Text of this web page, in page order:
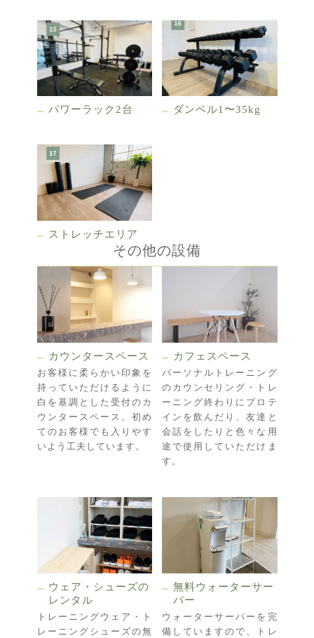
パワーラック2台 ダンベル1〜35kg
ストレッチエリア
その他の設備
カウンタースペース
お客様に柔らかい印象を
持っていただけるように
白を基調とした受付のカ
ウンタースペース。初め
てのお客様でも入りやす
いよう工夫しています。
カフェスペース
パーソナルトレーニング
のカウンセリング・トレ
ーニング終わりにプロテ
インを飲んだり、友達と
会話をしたりと色々な用
途で使用していただけま
す。
ウェア・シューズの
レンタル
トレーニングウェア・ト
レーニングシューズの無
無料ウォーターサー
バー
ウォーターサーバーを完
備していますので、トレ